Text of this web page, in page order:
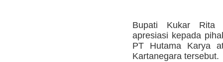
Bupati Kukar Rita
apresiasi kepada
PT Hutama Karya
Kartanegara tersebut.